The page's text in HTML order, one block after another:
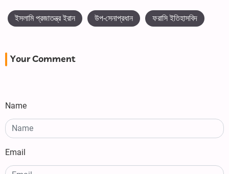
ইসলামি প্রজাতন্ত্র ইরান উপ-সেনাপ্রধান ফরাসি ইতিহাসবিদ
Your Comment
Name
Email